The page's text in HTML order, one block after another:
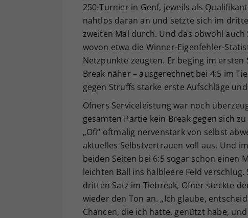
250-Turnier in Genf, jeweils als
nahtlos daran an und setzte sich im
zweiten Mal durch. Und das obwohl
wovon etwa die Winner-Eigenfehler-
Netzpunkte zeugten. Er beging im
Break näher – ausgerechnet bei 4:5 im
gegen Struffs starke erste Aufschläge
Ofners Serviceleistung war noch
gesamten Partie kein Break gegen sich
„Ofi“ oftmalig nervenstark von selbst
aktuelles Selbstvertrauen voll aus. Und
beiden Seiten bei 6:5 sogar schon einen
leichten Ball ins halbleere Feld
dritten Satz im Tiebreak, Ofner steckte
wieder den Ton an. „Ich glaube,
Chancen, die ich hatte, genützt habe,